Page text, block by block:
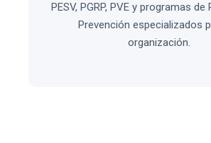
PESV, PGRP, PVE y programas
Prevención especializados
organización.